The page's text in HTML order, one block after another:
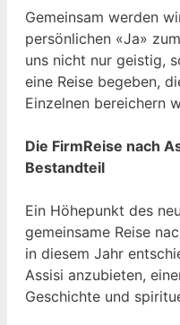
Gemeinsam werden
persönlichen «Ja»
uns nicht nur geistig,
eine Reise begeben,
Einzelnen bereichern
Die FirmReise nach
Bestandteil
Ein Höhepunkt des
gemeinsame Reise
in diesem Jahr
Assisi anzubieten,
Geschichte und